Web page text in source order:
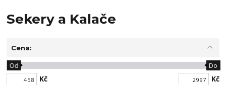
Sekery a Kalače
Cena:
Kč
Od Do
Kč